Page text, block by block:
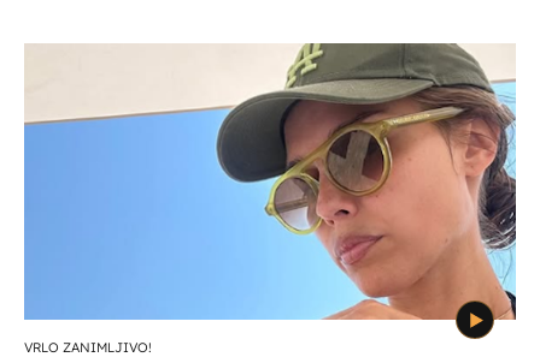
VRLO ZANIMLJIVO!